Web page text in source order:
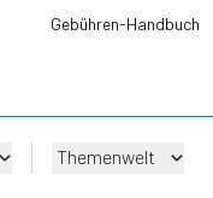
Gebühren-Handbuch
Themenwelt